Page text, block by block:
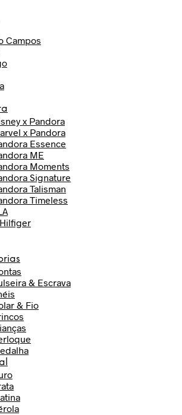
Campos
x Pandora
x Pandora
Essence
ME
Moments
Signature
Talisman
Timeless
& Escrava
& Fio